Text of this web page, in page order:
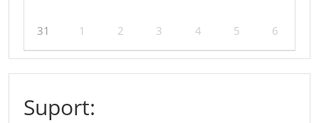
31 1 2 3 4 5 6
Suport: